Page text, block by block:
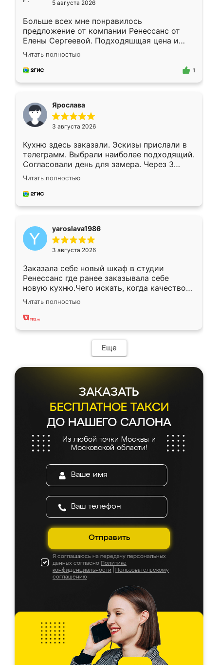
5 августа 2026
Больше всех мне понравилось
предложение от компании Ренессанс от
Елены Сергеевой. Подходяшщая цена и
короткие сроки изготовления. Приехавший
для замера сотрудник Владислав
предложил по моему эскизу самый
Читать полностью
1
Ярослава
3 августа 2026
Кухню здесь заказали. Эскизы прислали в
телеграмм. Выбрали наиболее подходящий.
Согласовали день для замера. Через 3
недели кухня была уже готова. Остались
довольны работой. Спасибо Ренессанс
мебель за качественную работу!
Читать полностью
yaroslava1986
3 августа 2026
Заказала себе новый шкаф в студии
Ренессанс где ранее заказывала себе
новую кухню.Чего искать, когда качеством
вполне довольна. Служит кухня уже почти
два года, нареканий нет.
Читать полностью
Еще
ЗАКАЗАТЬ
БЕСПЛАТНОЕ ТАКСИ
ДО НАШЕГО САЛОНА
Из любой точки Москвы и
Московской области!
Отправить
Я соглашаюсь на передачу персональных
данных согласно Политике
конфиденциальности
Пользовательскому
соглашению